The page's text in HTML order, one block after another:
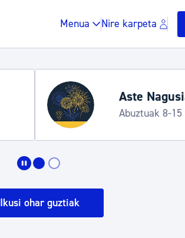
Menua Nire karpeta
Gune publikoa,
Aste
Abuztuak 8-15
Ikusi ohar guztiak